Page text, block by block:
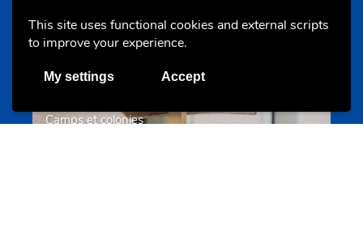
This site uses functional cookies and external scripts
to improve your experience.
My settings Accept
Camps et colonies